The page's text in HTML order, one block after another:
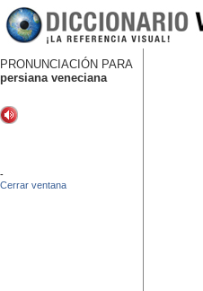
PRONUNCIACIÓN PARA
persiana veneciana
-
Cerrar ventana